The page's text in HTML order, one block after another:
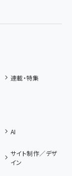
連載・特集
AI
サイト制作／デザ
イン